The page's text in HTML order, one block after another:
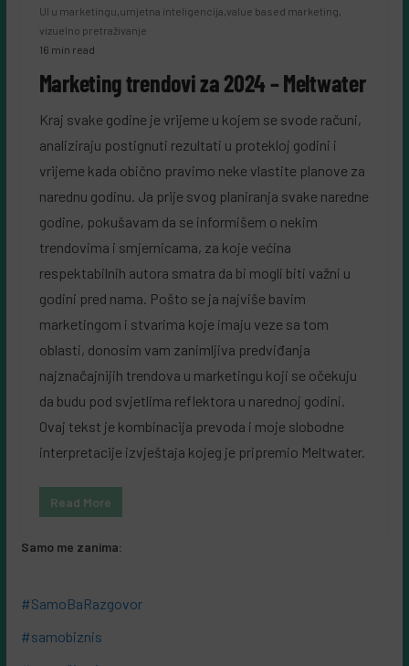
UI u marketingu,umjetna inteligencija,value based marketing,
vizuelno pretraživanje
16 min read
Marketing trendovi za 2024 – Meltwater
Kraj svake godine je vrijeme u kojem se svode računi,
analiziraju postignuti rezultati u protekloj godini i
vrijeme kada obično pravimo neke vlastite planove za
narednu godinu. Ja prije svog planiranja svake naredne
godine, pokušavam da se informišem o nekim
trendovima i smjernicama, za koje većina
respektabilnih autora smatra da bi mogli biti važni u
godini pred nama. Pošto se ja najviše bavim
marketingom i stvarima koje imaju veze sa tom
oblasti, donosim vam zanimljiva predviđanja
najznačajnijih trendova u marketingu koji se očekuju
da budu pod svjetlima reflektora u narednoj godini.
Ovaj tekst je kombinacija prevoda i moje slobodne
interpretacije izvještaja kojeg je pripremio Meltwater.
Read More
Samo me zanima:
#SamoBaRazgovor
#samobiznis